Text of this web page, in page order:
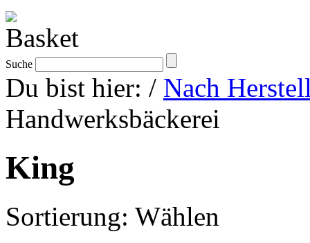
Suche
Du bist hier: / Nach
Handwerksbäckerei
King
Sortierung: Wählen